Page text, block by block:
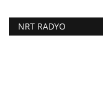
NRT RADYO